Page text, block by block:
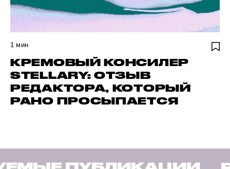
1 мин
КРЕМОВЫЙ КОНСИЛЕР
STELLARY: ОТЗЫВ
РЕДАКТОРА, КОТОРЫЙ
РАНО ПРОСЫПАЕТСЯ